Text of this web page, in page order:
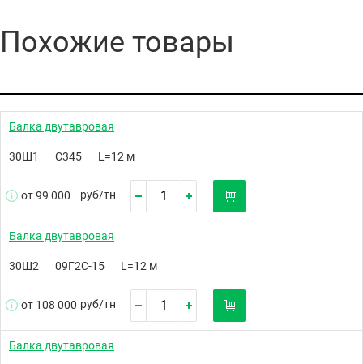
Похожие товары
Балка двутавровая
30Ш1 С345 L=12 м
от 99 000 руб/тн
Балка двутавровая
30Ш2 09Г2С-15 L=12 м
от 108 000 руб/тн
Балка двутавровая